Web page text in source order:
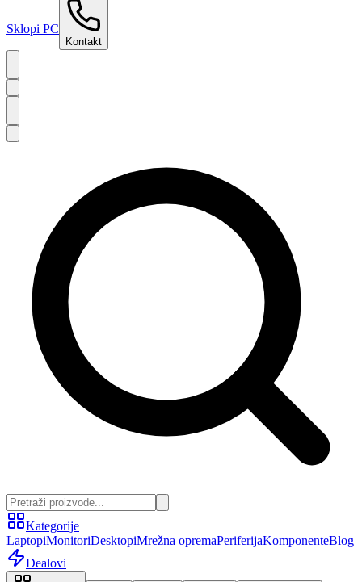
Sklopi PC
Kontakt
Kategorije
LaptopiMonitoriDesktopiMrežna opremaPeriferijaKomponenteBlog
Dealovi